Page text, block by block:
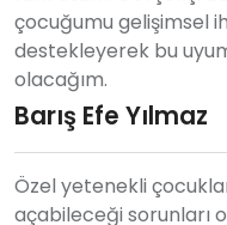
çocuğumu gelişimsel
destekleyerek bu
olacağım.
Barış Efe Yılmaz
Özel yetenekli
açabileceği sorunları